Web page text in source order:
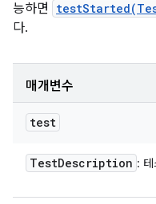
능하면
다.
매개변수
test
TestDescription :